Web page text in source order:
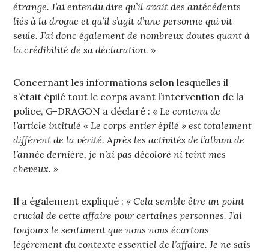
étrange. J’ai entendu dire qu’il avait des antécédents
liés à la drogue et qu’il s’agit d’une personne qui vit
seule. J’ai donc également de nombreux doutes quant à
la crédibilité de sa déclaration. »
Concernant les informations selon lesquelles il
s’était épilé tout le corps avant l’intervention de la
police, G-DRAGON a déclaré :« Le contenu de
l’article intitulé « Le corps entier épilé » est totalement
différent de la vérité. Après les activités de l’album de
l’année dernière, je n’ai pas décoloré ni teint mes
cheveux. »
Il a également expliqué :« Cela semble être un point
crucial de cette affaire pour certaines personnes. J’ai
toujours le sentiment que nous nous écartons
légèrement du contexte essentiel de l’affaire. Je ne sais